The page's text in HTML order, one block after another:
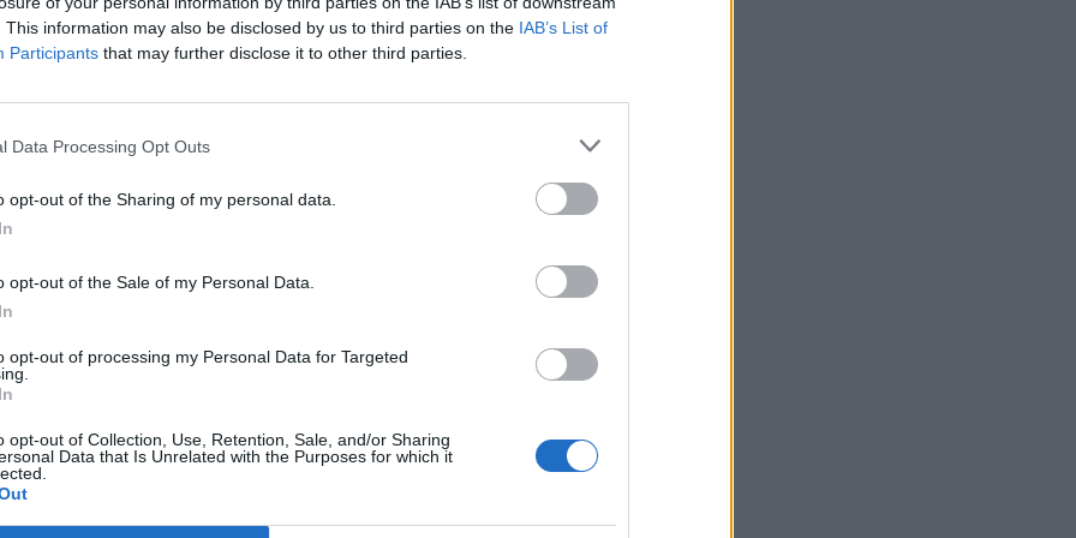
This information may also be disclosed by us to third parties on the IAB’s List of
Participants that may further disclose it to other third parties.
Data Processing Opt Outs
opt-out of the Sharing of my personal data.
opt-out of the Sale of my Personal Data.
opt-out of processing my Personal Data for Targeted
opt-out of Collection, Use, Retention, Sale, and/or Sharing
Data that Is Unrelated with the Purposes for which it
Forum 2026A hazai ingatlanpiac legnagyobb üzleti és networking találkozója! Idén
értekezleten ismertette a kormány intézkedési csomagját. A tervezetből
és Walesben hozzávetőleg százezer, Londonban több mint 44 ezer...
portfolio.hu hírarchívumához tartozik, melynek olvasása előfizetéses
cikkarchívum
elmúlt 2 év napon belüli
Előfizetés